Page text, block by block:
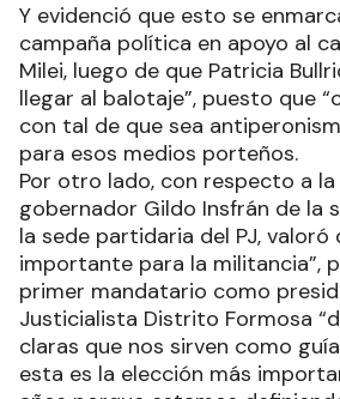
Y evidenció que esto se
campaña política en apoyo al
Milei, luego de que Patricia
llegar al balotaje”, puesto que
con tal de que sea
para esos medios porteños.
Por otro lado, con respecto a
gobernador Gildo Insfrán de la
la sede partidaria del PJ, valoró
importante para la militancia”,
primer mandatario como
Justicialista Distrito Formosa
claras que nos sirven como
esta es la elección más